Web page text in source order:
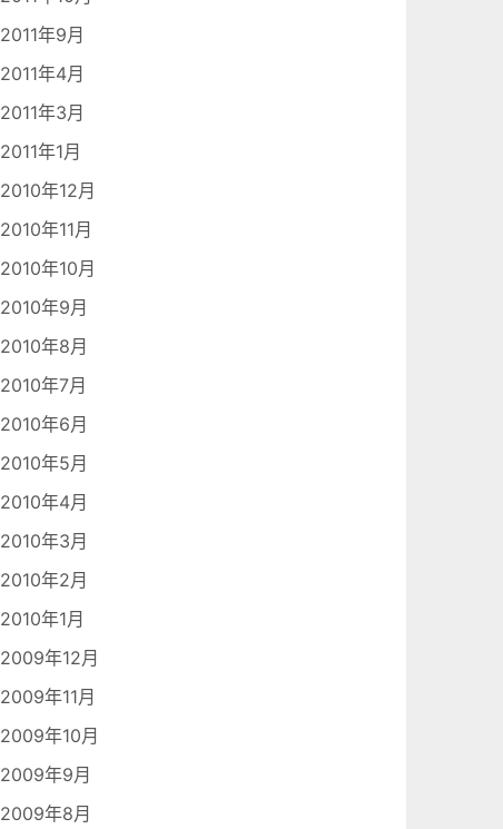
2011年9月
2011年4月
2011年3月
2011年1月
2010年12月
2010年11月
2010年10月
2010年9月
2010年8月
2010年7月
2010年6月
2010年5月
2010年4月
2010年3月
2010年2月
2010年1月
2009年12月
2009年11月
2009年10月
2009年9月
2009年8月